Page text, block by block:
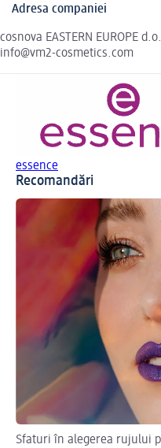
Adresa companiei
cosnova EASTERN EUROPE
info@vm2-cosmetics.com
essence
Recomandări
Sfaturi în alegerea rujului